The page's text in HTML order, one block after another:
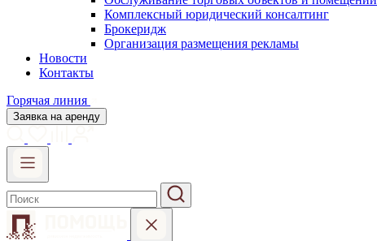
Комплексный юридический консалтинг
Брокеридж
Организация размещения рекламы
Новости
Контакты
Горячая линия
Заявка на аренду